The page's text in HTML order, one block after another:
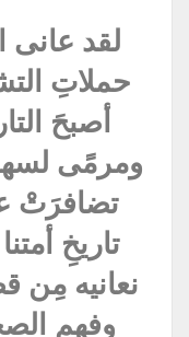
لقد عانى
حملاتِ
أصبحَ
ومرمًى
تضافرَتْ
تاريخِ
نعانيه
وفهمِ